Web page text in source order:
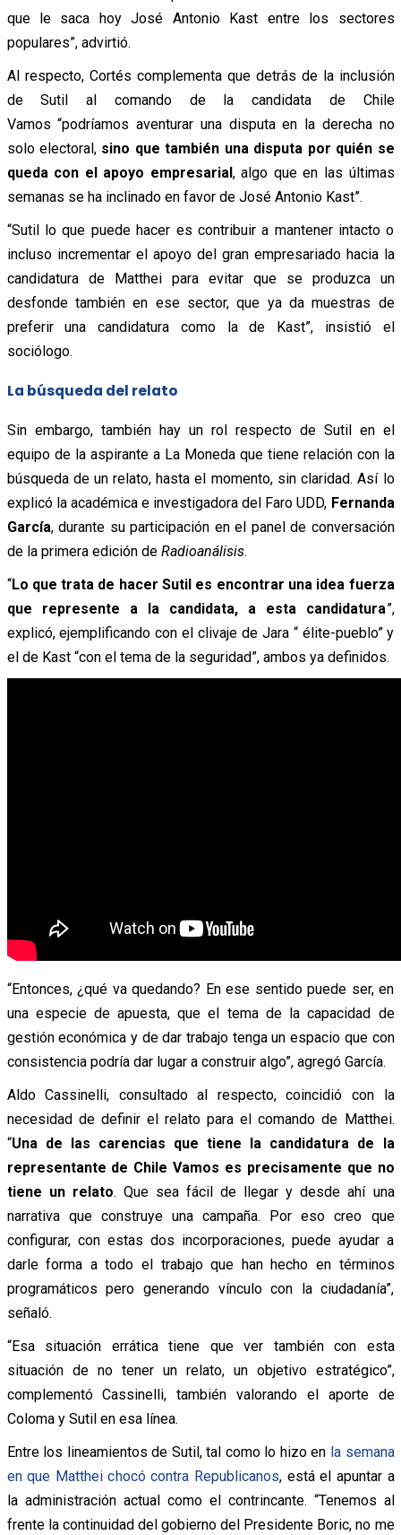
que le saca hoy José Antonio Kast entre los sectores
populares”, advirtió.
Al respecto, Cortés complementa que detrás de la inclusión
de Sutil al comando de la candidata de Chile
Vamos “podríamos aventurar una disputa en la derecha no
solo electoral, sino que también una disputa por quién se
queda con el apoyo empresarial, algo que en las últimas
semanas se ha inclinado en favor de José Antonio Kast”.
“Sutil lo que puede hacer es contribuir a mantener intacto o
incluso incrementar el apoyo del gran empresariado hacia la
candidatura de Matthei para evitar que se produzca un
desfonde también en ese sector, que ya da muestras de
preferir una candidatura como la de Kast”, insistió el
sociólogo.
La búsqueda del relato
Sin embargo, también hay un rol respecto de Sutil en el
equipo de la aspirante a La Moneda que tiene relación con la
búsqueda de un relato, hasta el momento, sin claridad. Así lo
explicó la académica e investigadora del Faro UDD, Fernanda
García, durante su participación en el panel de conversación
de la primera edición de Radioanálisis.
“Lo que trata de hacer Sutil es encontrar una idea fuerza
que represente a la candidata, a esta candidatura”,
explicó, ejemplificando con el clivaje de Jara “ élite-pueblo” y
el de Kast “con el tema de la seguridad”, ambos ya definidos.
“Entonces, ¿qué va quedando? En ese sentido puede ser, en
una especie de apuesta, que el tema de la capacidad de
gestión económica y de dar trabajo tenga un espacio que con
consistencia podría dar lugar a construir algo”, agregó García.
Aldo Cassinelli, consultado al respecto, coincidió con la
necesidad de definir el relato para el comando de Matthei.
“Una de las carencias que tiene la candidatura de la
representante de Chile Vamos es precisamente que no
tiene un relato. Que sea fácil de llegar y desde ahí una
narrativa que construye una campaña. Por eso creo que
configurar, con estas dos incorporaciones, puede ayudar a
darle forma a todo el trabajo que han hecho en términos
programáticos pero generando vínculo con la ciudadanía”,
señaló.
“Esa situación errática tiene que ver también con esta
situación de no tener un relato, un objetivo estratégico”,
complementó Cassinelli, también valorando el aporte de
Coloma y Sutil en esa línea.
Entre los lineamientos de Sutil, tal como lo hizo en la semana
en que Matthei chocó contra Republicanos, está el apuntar a
la administración actual como el contrincante. “Tenemos al
frente la continuidad del gobierno del Presidente Boric, no me